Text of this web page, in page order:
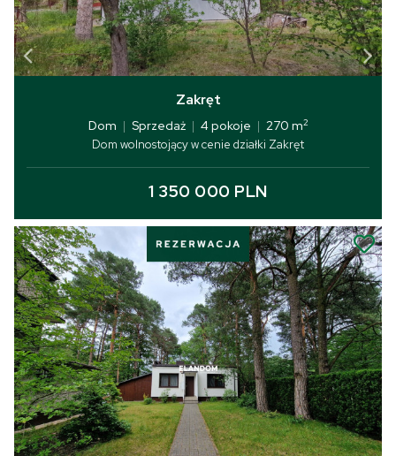
Zakręt
Dom | Sprzedaż | 4 pokoje | 270 m2
Dom wolnostojący w cenie działki Zakręt
1 350 000 PLN